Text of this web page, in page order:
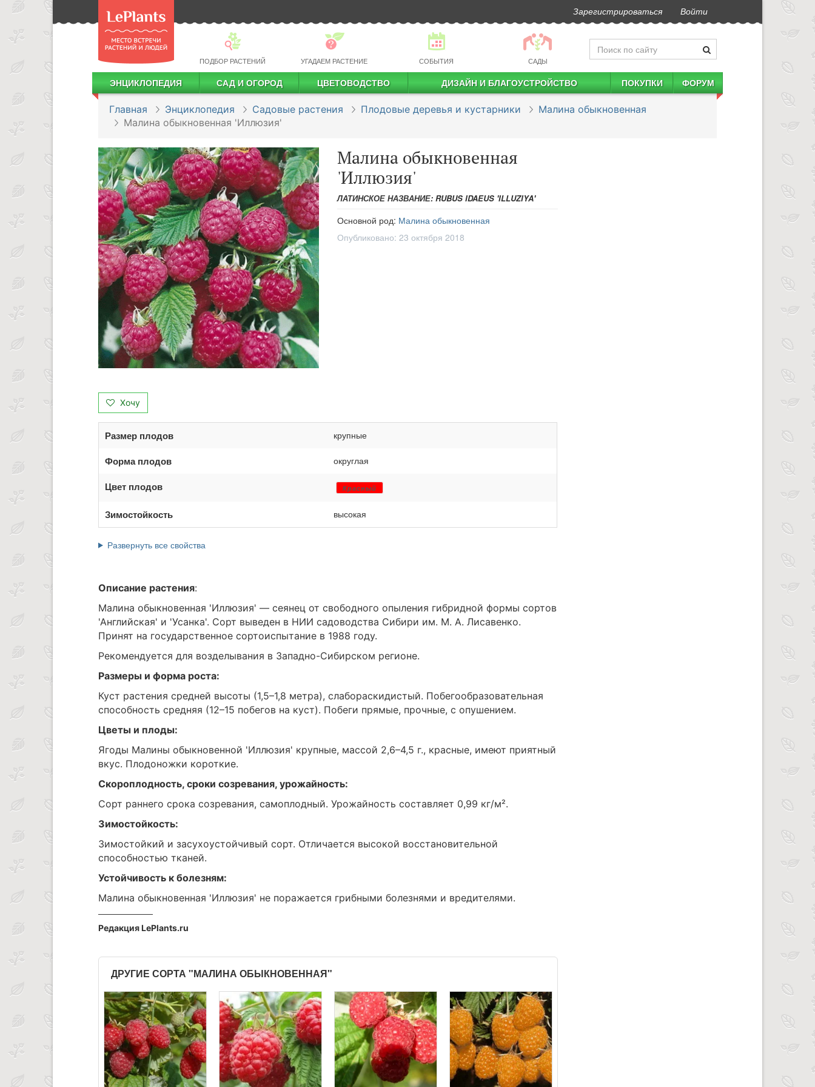
Зарегистрироваться Войти
ПОДБОР РАСТЕНИЙ УГАДАЕМ РАСТЕНИЕ СОБЫТИЯ САДЫ
ЭНЦИКЛОПЕДИЯ САД И ОГОРОД ЦВЕТОВОДСТВО ДИЗАЙН И БЛАГОУСТРОЙСТВО ПОКУПКИ ФОРУМ
Главная Энциклопедия Садовые растения Плодовые деревья и кустарники
Малина обыкновенная
Малина обыкновенная 'Иллюзия'
Малина обыкновенная
'Иллюзия'
ЛАТИНСКОЕ НАЗВАНИЕ: RUBUS IDAEUS 'ILLUZIYA'
Основной род: Малина обыкновенная
Опубликовано: 23 октября 2018
Хочу
Размер плодов крупные
Форма плодов округлая
Цвет плодов Красный
Зимостойкость высокая
Развернуть все свойства
Описание растения:
Малина обыкновенная 'Иллюзия' — сеянец от свободного опыления гибридной формы сортов
'Английская' и 'Усанка'. Сорт выведен в НИИ садоводства Сибири им. М. А. Лисавенко.
Принят на государственное сортоиспытание в 1988 году.
Рекомендуется для возделывания в Западно-Сибирском регионе.
Размеры и форма роста:
Куст растения средней высоты (1,5–1,8 метра), слабораскидистый. Побегообразовательная
способность средняя (12–15 побегов на куст). Побеги прямые, прочные, с опушением.
Цветы и плоды:
Ягоды Малины обыкновенной 'Иллюзия' крупные, массой 2,6–4,5 г., красные, имеют приятный
вкус. Плодоножки короткие.
Скороплодность, сроки созревания, урожайность:
Сорт раннего срока созревания, самоплодный. Урожайность составляет 0,99 кг/м².
Зимостойкость:
Зимостойкий и засухоустойчивый сорт. Отличается высокой восстановительной
способностью тканей.
Устойчивость к болезням:
Малина обыкновенная 'Иллюзия' не поражается грибными болезнями и вредителями.
Редакция LePlants.ru
ДРУГИЕ СОРТА "МАЛИНА ОБЫКНОВЕННАЯ"